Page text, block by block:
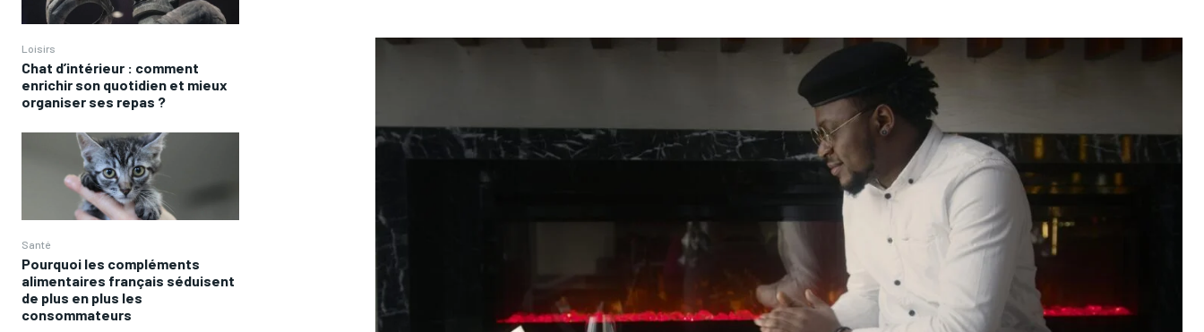
Loisirs
Chat d’intérieur : comment
enrichir son quotidien et mieux
organiser ses repas ?
Santé
Pourquoi les compléments
alimentaires français séduisent
de plus en plus les
consommateurs